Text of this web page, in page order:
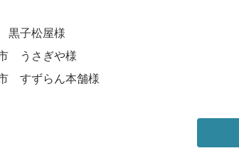
黒子松屋様
うさぎや様
すずらん本舗様